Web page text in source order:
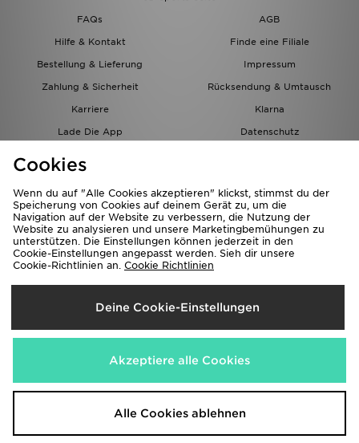
FAQs
AGB
Hilfe & Kontakt
Finde eine Filiale
Bestellung & Lieferung
Impressum
Zahlung & Sicherheit
Rücksendung & Umtausch
Karriere
Klarna
Lade Die App
Datenschutz
Lieferung Nach
Österreich
Wir akzeptieren folgende Zahlungsmethoden
Corporate Website www.jdplc.com
Cookies
Wenn du auf "Alle Cookies akzeptieren" klickst, stimmst du der
Speicherung von Cookies auf deinem Gerät zu, um die
Navigation auf der Website zu verbessern, die Nutzung der
Website zu analysieren und unsere Marketingbemühungen zu
unterstützen. Die Einstellungen können jederzeit in den
Cookie-Einstellungen angepasst werden. Sieh dir unsere
Cookie-Richtlinien an. Cookie Richtlinien
Deine Cookie-Einstellungen
Akzeptiere alle Cookies
Alle Cookies ablehnen